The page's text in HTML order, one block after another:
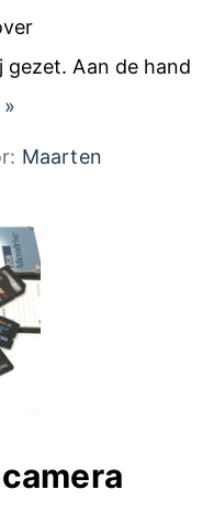
Aan de hand
A
i
k
e
l
o
»
Maarten